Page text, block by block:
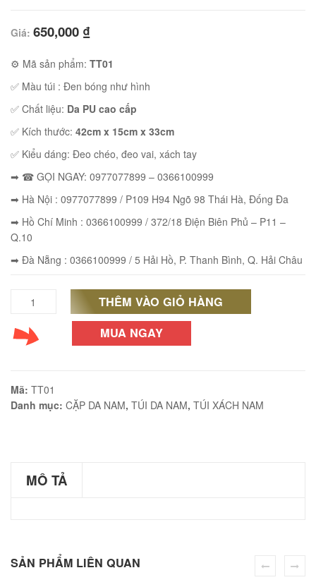
Giá: 650,000 ₫
⚙ Mã sản phẩm: TT01
✅ Màu túi : Đen bóng như hình
✅ Chất liệu: Da PU cao cấp
✅ Kích thước: 42cm x 15cm x 33cm
✅ Kiểu dáng: Đeo chéo, đeo vai, xách tay
➡ ☎ GỌI NGAY: 0977077899 – 0366100999
➡ Hà Nội : 0977077899 / P109 H94 Ngõ 98 Thái Hà, Đống Đa
➡ Hồ Chí Minh : 0366100999 / 372/18 Điện Biên Phủ – P11 –
Q.10
➡ Đà Nẵng : 0366100999 / 5 Hải Hồ, P. Thanh Bình, Q. Hải Châu
trống
thời
tính
THÊM VÀO GIỎ HÀNG
MUA NGAY
Mã: TT01
Danh mục: CẶP DA NAM, TÚI DA NAM, TÚI XÁCH NAM
MÔ TẢ
SẢN PHẨM LIÊN QUAN
Jeep giá rẻ JR03